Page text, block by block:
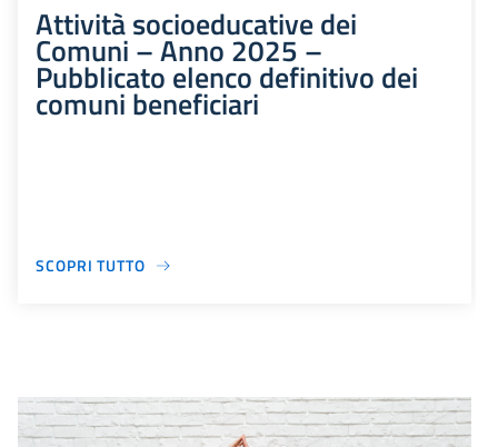
Attività socioeducative dei
Comuni – Anno 2025 –
Pubblicato elenco definitivo dei
comuni beneficiari
SCOPRI TUTTO